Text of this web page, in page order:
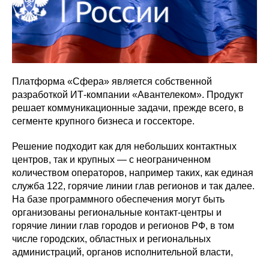
Платформа «Сфера» является собственной
разработкой ИТ-компании «Авантелеком». Продукт
решает коммуникационные задачи, прежде всего, в
сегменте крупного бизнеса и госсекторе.
Решение подходит как для небольших контактных
центров, так и крупных — с неограниченном
количеством операторов, например таких, как единая
служба 122, горячие линии глав регионов и так далее.
На базе программного обеспечения могут быть
организованы региональные контакт-центры и
горячие линии глав городов и регионов РФ, в том
числе городских, областных и региональных
администраций, органов исполнительной власти,